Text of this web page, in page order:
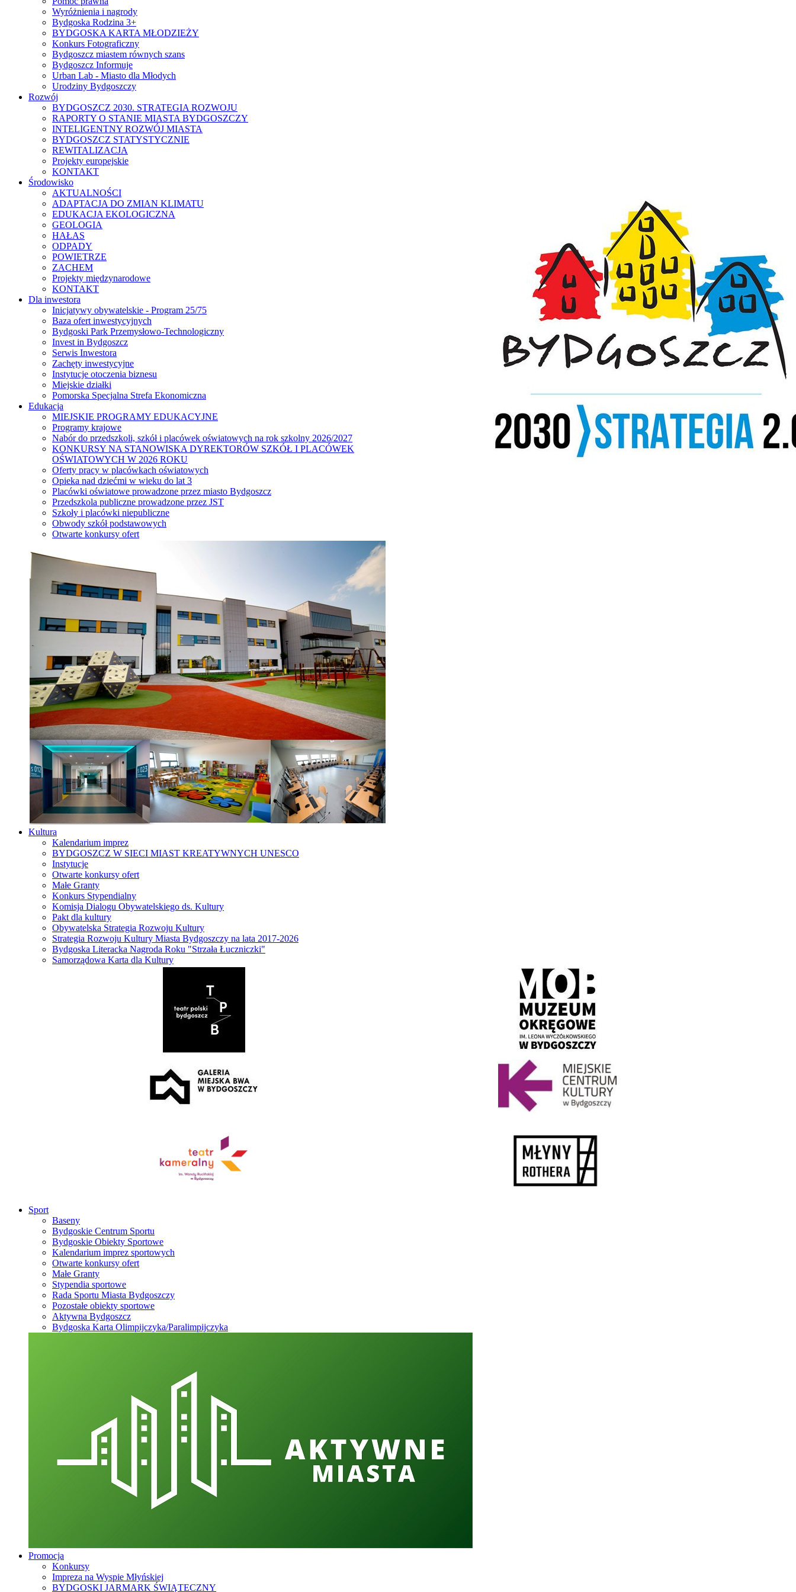
Wyróżnienia i nagrody
Bydgoska Rodzina 3+
BYDGOSKA KARTA MŁODZIEŻY
Konkurs Fotograficzny
Bydgoszcz miastem równych szans
Bydgoszcz Informuje
Urban Lab - Miasto dla Młodych
Urodziny Bydgoszczy
Rozwój
BYDGOSZCZ 2030. STRATEGIA ROZWOJU
RAPORTY O STANIE MIASTA BYDGOSZCZY
INTELIGENTNY ROZWÓJ MIASTA
BYDGOSZCZ STATYSTYCZNIE
REWITALIZACJA
Projekty europejskie
KONTAKT
Środowisko
AKTUALNOŚCI
ADAPTACJA DO ZMIAN KLIMATU
EDUKACJA EKOLOGICZNA
GEOLOGIA
HAŁAS
ODPADY
POWIETRZE
ZACHEM
Projekty międzynarodowe
KONTAKT
Dla inwestora
Inicjatywy obywatelskie - Program 25/75
Baza ofert inwestycyjnych
Bydgoski Park Przemysłowo-Technologiczny
Invest in Bydgoszcz
Serwis Inwestora
Zachęty inwestycyjne
Instytucje otoczenia biznesu
Miejskie działki
Pomorska Specjalna Strefa Ekonomiczna
Edukacja
MIEJSKIE PROGRAMY EDUKACYJNE
Programy krajowe
Nabór do przedszkoli, szkół i placówek oświatowych na rok szkolny 2026/2027
KONKURSY NA STANOWISKA DYREKTORÓW SZKÓŁ I PLACÓWEK
OŚWIATOWYCH W 2026 ROKU
Oferty pracy w placówkach oświatowych
Opieka nad dziećmi w wieku do lat 3
Placówki oświatowe prowadzone przez miasto Bydgoszcz
Przedszkola publiczne prowadzone przez JST
Szkoły i placówki niepubliczne
Obwody szkół podstawowych
Otwarte konkursy ofert
Kultura
Kalendarium imprez
BYDGOSZCZ W SIECI MIAST KREATYWNYCH UNESCO
Instytucje
Otwarte konkursy ofert
Małe Granty
Konkurs Stypendialny
Komisja Dialogu Obywatelskiego ds. Kultury
Pakt dla kultury
Obywatelska Strategia Rozwoju Kultury
Strategia Rozwoju Kultury Miasta Bydgoszczy na lata 2017-2026
Bydgoska Literacka Nagroda Roku "Strzała Łuczniczki"
Samorządowa Karta dla Kultury
Sport
Baseny
Bydgoskie Centrum Sportu
Bydgoskie Obiekty Sportowe
Kalendarium imprez sportowych
Otwarte konkursy ofert
Małe Granty
Stypendia sportowe
Rada Sportu Miasta Bydgoszczy
Pozostałe obiekty sportowe
Aktywna Bydgoszcz
Bydgoska Karta Olimpijczyka/Paralimpijczyka
Promocja
Konkursy
Impreza na Wyspie Młyńskiej
BYDGOSKI JARMARK ŚWIĄTECZNY